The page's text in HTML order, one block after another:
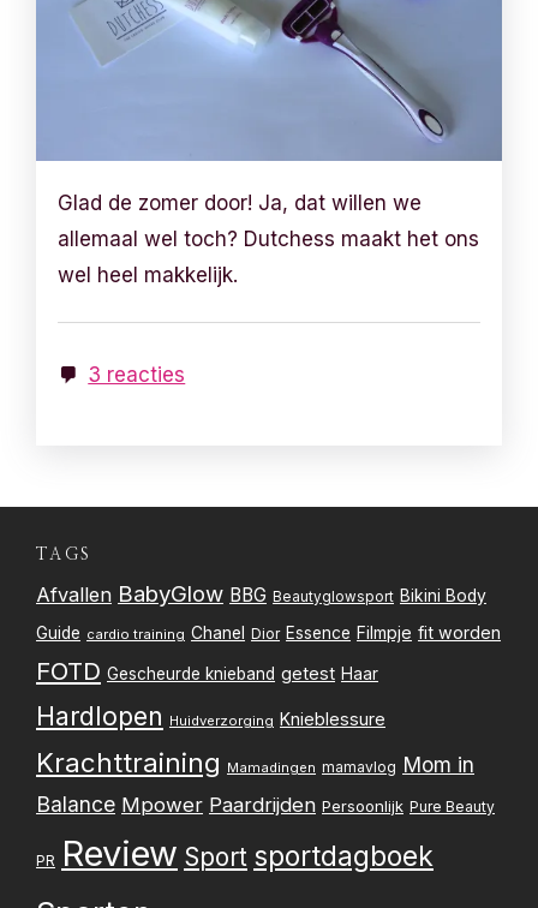
Glad de zomer door! Ja, dat willen we
allemaal wel toch? Dutchess maakt het ons
wel heel makkelijk.
3 reacties
TAGS
Afvallen BabyGlow BBG Beautyglowsport Bikini Body
Guide cardio training Chanel Dior Essence Filmpje fit worden
FOTD Gescheurde knieband getest Haar
Hardlopen Huidverzorging Knieblessure
Krachttraining Mamadingen mamavlog Mom in
Balance Mpower Paardrijden Persoonlijk Pure Beauty
PR Review Sport sportdagboek